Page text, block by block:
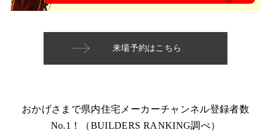
来場予約はこちら
おかげさまで県内住宅メーカーチャンネル登録者数
No.1！（BUILDERS RANKING調べ）